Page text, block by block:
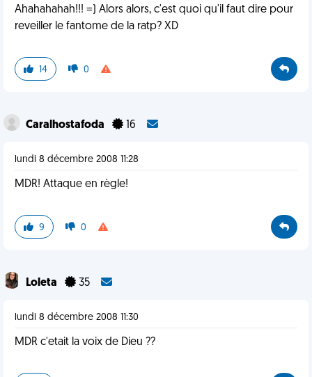
Ahahahahah!!! =) Alors alors, c'est quoi qu'il faut dire pour
reveiller le fantome de la ratp? XD
14 0
Caralhostafoda 16
lundi 8 décembre 2008 11:28
MDR! Attaque en règle!
9 0
Loleta 35
lundi 8 décembre 2008 11:30
MDR c'etait la voix de Dieu ??